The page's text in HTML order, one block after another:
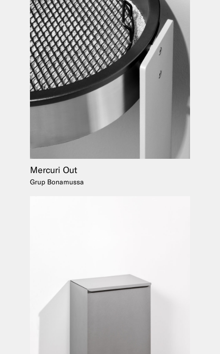
Mercuri Out
Grup Bonamussa